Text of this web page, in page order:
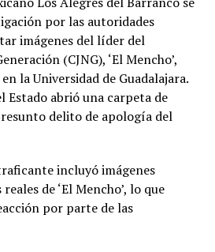
por las autoridades
imágenes del líder del
(CJNG), ‘El Mencho’,
la Universidad de Guadalajara.
Estado abrió una carpeta de
delito de apología del
incluyó imágenes
de ‘El Mencho’, lo que
por parte de las